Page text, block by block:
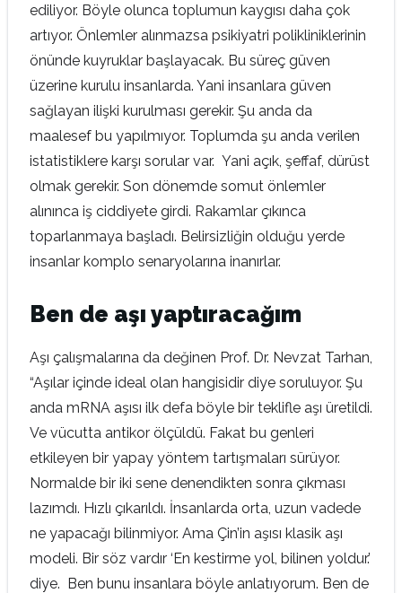
ediliyor. Böyle olunca toplumun kaygısı daha çok
artıyor. Önlemler alınmazsa psikiyatri polikliniklerinin
önünde kuyruklar başlayacak. Bu süreç güven
üzerine kurulu insanlarda. Yani insanlara güven
sağlayan ilişki kurulması gerekir. Şu anda da
maalesef bu yapılmıyor. Toplumda şu anda verilen
istatistiklere karşı sorular var. Yani açık, şeffaf, dürüst
olmak gerekir. Son dönemde somut önlemler
alınınca iş ciddiyete girdi. Rakamlar çıkınca
toparlanmaya başladı. Belirsizliğin olduğu yerde
insanlar komplo senaryolarına inanırlar.
Ben de aşı yaptıracağım
Aşı çalışmalarına da değinen Prof. Dr. Nevzat Tarhan,
“Aşılar içinde ideal olan hangisidir diye soruluyor. Şu
anda mRNA aşısı ilk defa böyle bir teklifle aşı üretildi.
Ve vücutta antikor ölçüldü. Fakat bu genleri
etkileyen bir yapay yöntem tartışmaları sürüyor.
Normalde bir iki sene denendikten sonra çıkması
lazımdı. Hızlı çıkarıldı. İnsanlarda orta, uzun vadede
ne yapacağı bilinmiyor. Ama Çin’in aşısı klasik aşı
modeli. Bir söz vardır ‘En kestirme yol, bilinen yoldur.’
diye. Ben bunu insanlara böyle anlatıyorum. Ben de